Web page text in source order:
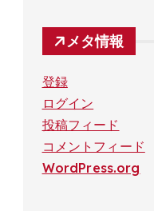
メタ情報
登録
ログイン
投稿フィード
コメントフィード
WordPress.org